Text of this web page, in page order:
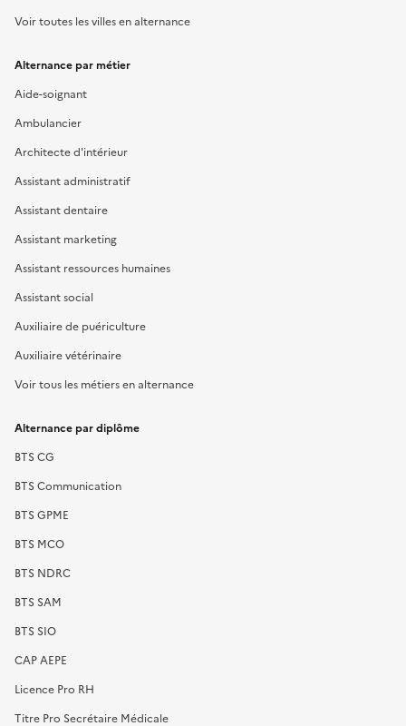
Voir toutes les villes en alternance
Alternance par métier
Aide-soignant
Ambulancier
Architecte d'intérieur
Assistant administratif
Assistant dentaire
Assistant marketing
Assistant ressources humaines
Assistant social
Auxiliaire de puériculture
Auxiliaire vétérinaire
Voir tous les métiers en alternance
Alternance par diplôme
BTS CG
BTS Communication
BTS GPME
BTS MCO
BTS NDRC
BTS SAM
BTS SIO
CAP AEPE
Licence Pro RH
Titre Pro Secrétaire Médicale